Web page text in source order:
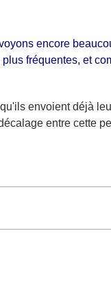
encore
fréquentes, et
envoient déjà
entre cette